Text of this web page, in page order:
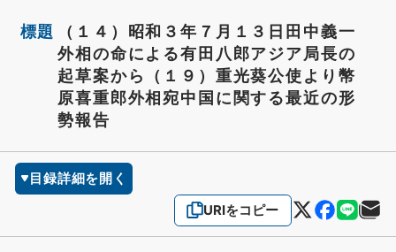
標題
（１４）昭和３年７月１３日田中義一
外相の命による有田八郎アジア局長の
起草案から（１９）重光葵公使より幣
原喜重郎外相宛中国に関する最近の形
勢報告
目録詳細を開く
URIをコピー